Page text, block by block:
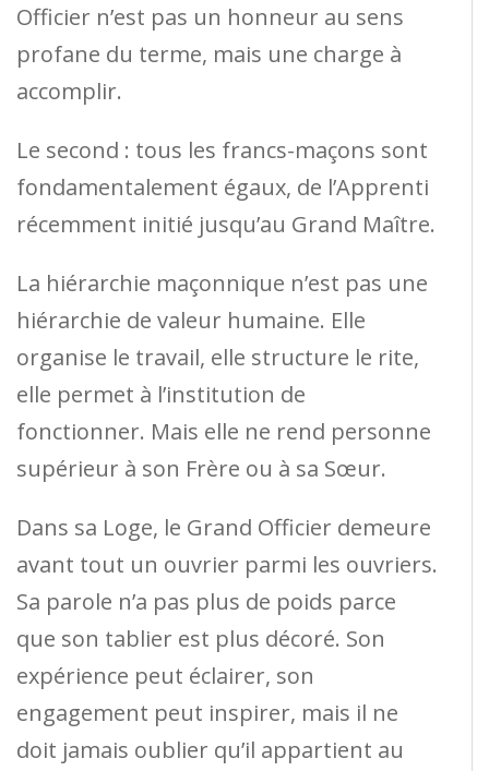
Officier n’est pas un honneur au sens
profane du terme, mais une charge à
accomplir.
Le second : tous les francs-maçons sont
fondamentalement égaux, de l’Apprenti
récemment initié jusqu’au Grand Maître.
La hiérarchie maçonnique n’est pas une
hiérarchie de valeur humaine. Elle
organise le travail, elle structure le rite,
elle permet à l’institution de
fonctionner. Mais elle ne rend personne
supérieur à son Frère ou à sa Sœur.
Dans sa Loge, le Grand Officier demeure
avant tout un ouvrier parmi les ouvriers.
Sa parole n’a pas plus de poids parce
que son tablier est plus décoré. Son
expérience peut éclairer, son
engagement peut inspirer, mais il ne
doit jamais oublier qu’il appartient au